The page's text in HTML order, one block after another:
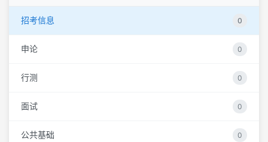
招考信息 0
申论 0
行测 0
面试 0
公共基础 0